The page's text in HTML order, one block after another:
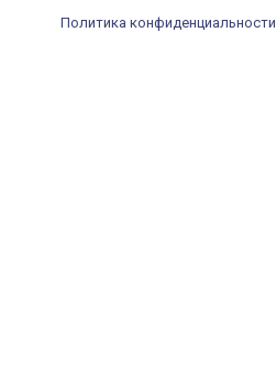
Политика конфиденциальности